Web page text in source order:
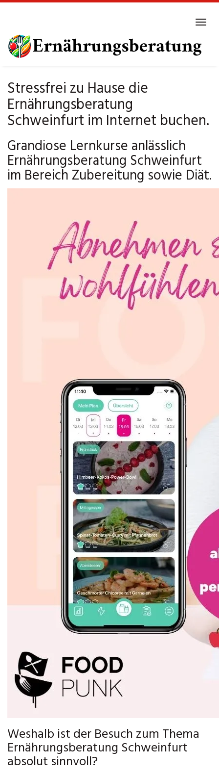
main
content
Stressfrei zu Hause die
Ernährungsberatung
Schweinfurt im Internet buchen.
Grandiose Lernkurse anlässlich
Ernährungsberatung Schweinfurt
im Bereich Zubereitung sowie Diät.
Weshalb ist der Besuch zum Thema
Ernährungsberatung Schweinfurt
absolut sinnvoll?